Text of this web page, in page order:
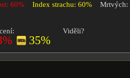
60% Index strachu: 60%
Mrtvých:
35%
Viděli?